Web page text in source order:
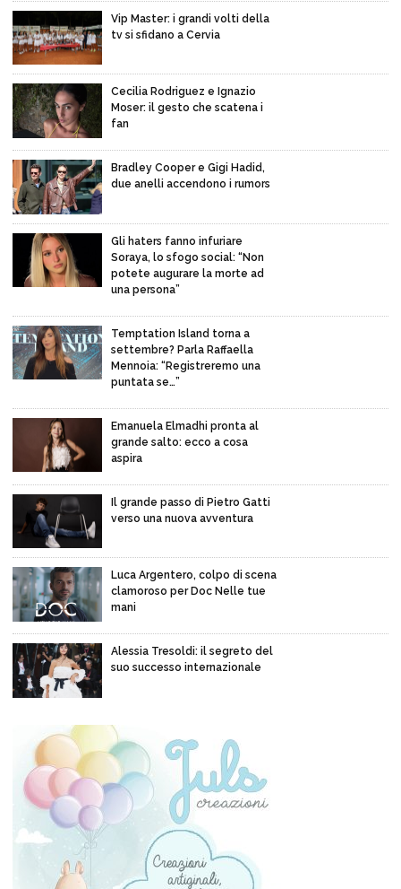
Vip Master: i grandi volti della
tv si sfidano a Cervia
Cecilia Rodriguez e Ignazio
Moser: il gesto che scatena i
fan
Bradley Cooper e Gigi Hadid,
due anelli accendono i rumors
Gli haters fanno infuriare
Soraya, lo sfogo social: “Non
potete augurare la morte ad
una persona”
Temptation Island torna a
settembre? Parla Raffaella
Mennoia: “Registreremo una
puntata se…”
Emanuela Elmadhi pronta al
grande salto: ecco a cosa
aspira
Il grande passo di Pietro Gatti
verso una nuova avventura
Luca Argentero, colpo di scena
clamoroso per Doc Nelle tue
mani
Alessia Tresoldi: il segreto del
suo successo internazionale